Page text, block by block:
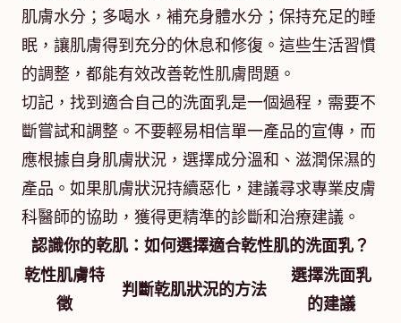
肌膚水分；多喝水，補充身體水分；保持充足的睡
眠，讓肌膚得到充分的休息和修復。這些生活習慣
的調整，都能有效改善乾性肌膚問題。
切記，找到適合自己的洗面乳是一個過程，需要不
斷嘗試和調整。不要輕易相信單一產品的宣傳，而
應根據自身肌膚狀況，選擇成分溫和、滋潤保濕的
產品。如果肌膚狀況持續惡化，建議尋求專業皮膚
科醫師的協助，獲得更精準的診斷和治療建議。
認識你的乾肌：如何選擇適合乾性肌的洗面乳？
乾性肌膚特
徵
判斷乾肌狀況的方法
選擇洗面乳
的建議